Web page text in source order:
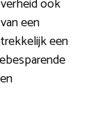
ook
een
een